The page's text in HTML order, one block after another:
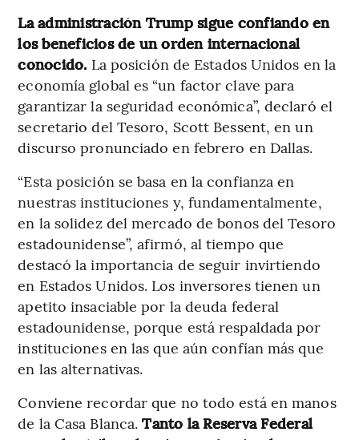
La administración Trump sigue confiando en
los beneficios de un orden internacional
conocido. La posición de Estados Unidos en la
economía global es “un factor clave para
garantizar la seguridad económica”, declaró el
secretario del Tesoro, Scott Bessent, en un
discurso pronunciado en febrero en Dallas.
“Esta posición se basa en la confianza en
nuestras instituciones y, fundamentalmente,
en la solidez del mercado de bonos del Tesoro
estadounidense”, afirmó, al tiempo que
destacó la importancia de seguir invirtiendo
en Estados Unidos. Los inversores tienen un
apetito insaciable por la deuda federal
estadounidense, porque está respaldada por
instituciones en las que aún confían más que
en las alternativas.
Conviene recordar que no todo está en manos
de la Casa Blanca.Tanto la Reserva Federal